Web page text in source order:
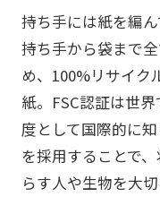
持ち手には紙を編ん
持ち手から袋まで
め、100%リサイク
紙。FSC認証は世
度として国際的に
を採用することで
らす人や生物を大切